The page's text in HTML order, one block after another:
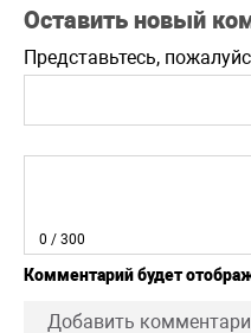
Оставить новый
Представьтесь,
0 / 300
Комментарий будет
Добавить